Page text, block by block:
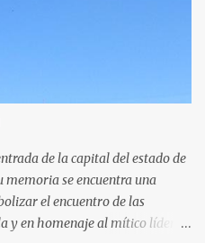
de la capital del estado de
memoria se encuentra una
el encuentro de las
y en homenaje al mítico líder